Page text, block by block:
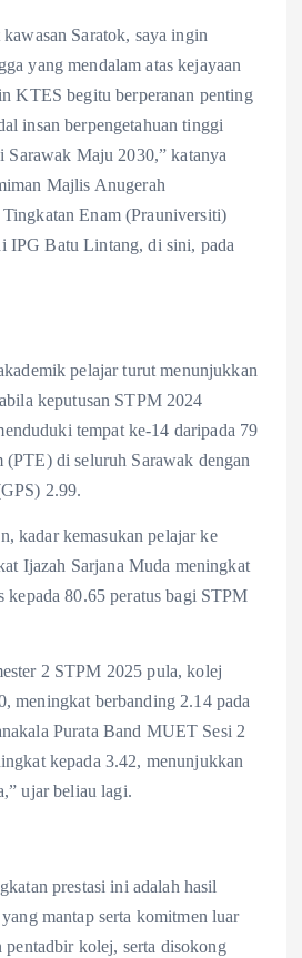
Saratok, saya ingin
yang mendalam atas kejayaan
KTES begitu berperanan penting
insan berpengetahuan tinggi
Sarawak Maju 2030,” katanya
Majlis Anugerah
Enam (Prauniversiti)
IPG Batu Lintang, di sini, pada
pelajar turut menunjukkan
keputusan STPM 2024
tempat ke-14 daripada 79
(PTE) di seluruh Sarawak dengan
2.99.
kadar kemasukan pelajar ke
Ijazah Sarjana Muda meningkat
kepada 80.65 peratus bagi STPM
2 STPM 2025 pula, kolej
meningkat berbanding 2.14 pada
Purata Band MUET Sesi 2
kepada 3.42, menunjukkan
ujar beliau lagi.
prestasi ini adalah hasil
mantap serta komitmen luar
pentadbir kolej, serta disokong